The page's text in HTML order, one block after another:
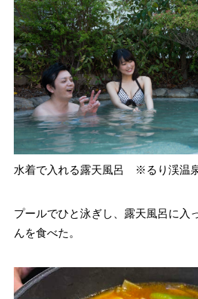
水着で入れる露天風呂 ※るり渓温
プールでひと泳ぎし、露天風呂に入
んを食べた。